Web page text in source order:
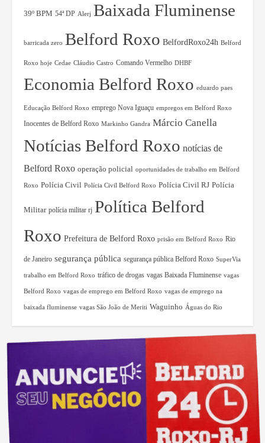
39º BPM 54ª DP Alerj Baixada Fluminense
barricada zero Belford Roxo BelfordRoxo24h Belford
Roxo hoje Cedae Cláudio Castro Comando Vermelho DHBF
Economia Belford Roxo eduardo paes
Educação Belford Roxo emprego Nova Iguaçu empregos em Belford Roxo
Inocentes de Belford Roxo Markinho Gandra Márcio Canella
Notícias Belford Roxo notícias de
Belford Roxo operação policial oportunidades de trabalho em Belford
Roxo Polícia Civil Polícia Civil Belford Roxo Polícia Civil RJ Polícia
Militar polícia militar rj Política Belford
Roxo Prefeitura de Belford Roxo prisão em Belford Roxo Rio
de Janeiro segurança pública segurança pública Belford Roxo SuperVia
trabalho em Belford Roxo tráfico de drogas vagas Baixada Fluminense vagas
Belford Roxo vagas de emprego em Belford Roxo vagas de emprego na
baixada fluminense vagas São João de Meriti Waguinho Águas do Rio